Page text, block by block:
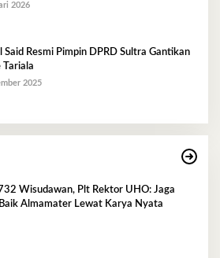
2026
Said Resmi Pimpin DPRD Sultra Gantikan
Tariala
2025
Wisudawan, Plt Rektor UHO: Jaga
Almamater Lewat Karya Nyata